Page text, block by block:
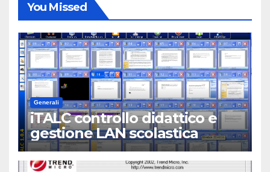
You Missed
Generali
iTALC controllo didattico e
gestione LAN scolastica